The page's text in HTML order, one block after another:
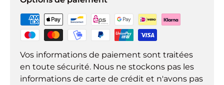
Vos informations de paiement sont traitées
en toute sécurité. Nous ne stockons pas les
informations de carte de crédit et n'avons pas